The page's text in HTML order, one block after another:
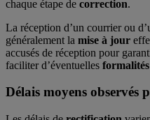
chaque étape de correction.
La réception d’un courrier ou
généralement la mise à jour
accusés de réception pour
faciliter d’éventuelles formalités
Délais moyens observés